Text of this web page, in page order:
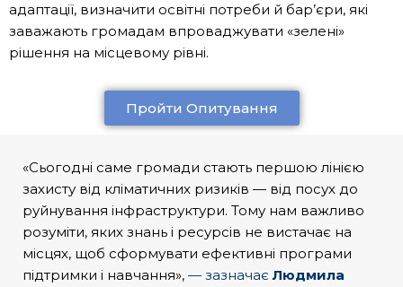
адаптації, визначити освітні потреби й бар’єри, які
заважають громадам впроваджувати «зелені»
рішення на місцевому рівні.
Пройти Опитування
«Сьогодні саме громади стають першою лінією
захисту від кліматичних ризиків — від посух до
руйнування інфраструктури. Тому нам важливо
розуміти, яких знань і ресурсів не вистачає на
місцях, щоб сформувати ефективні програми
підтримки і навчання», — зазначаєЛюдмила